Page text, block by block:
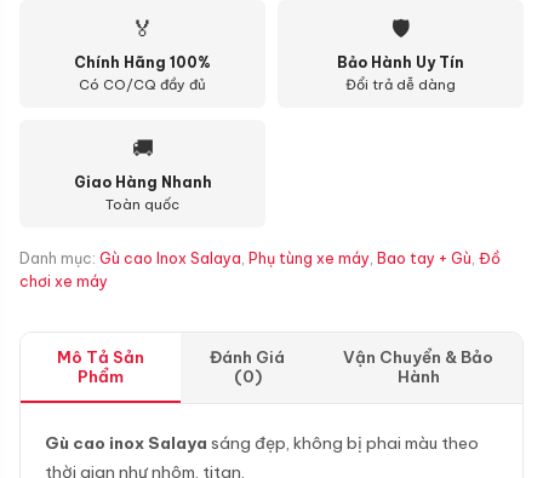
🏅
Chính Hãng 100%
Có CO/CQ đầy đủ
🛡
Bảo Hành Uy Tín
Đổi trả dễ dàng
🚚
Giao Hàng Nhanh
Toàn quốc
Danh mục: Gù cao Inox Salaya, Phụ tùng xe máy, Bao tay + Gù, Đồ
chơi xe máy
Mô Tả Sản
Phẩm
Đánh Giá
(0)
Vận Chuyển & Bảo
Hành
Gù cao inox Salaya sáng đẹp, không bị phai màu theo
thời gian như nhôm, titan.